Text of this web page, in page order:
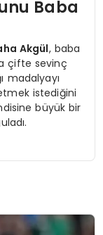
Baba
Akgül, baba
çifte sevinç
madalyayı
istediğini
büyük bir